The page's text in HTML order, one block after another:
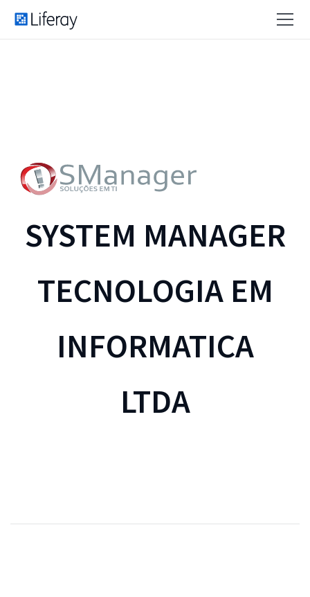
SYSTEM MANAGER
TECNOLOGIA EM
INFORMATICA
LTDA